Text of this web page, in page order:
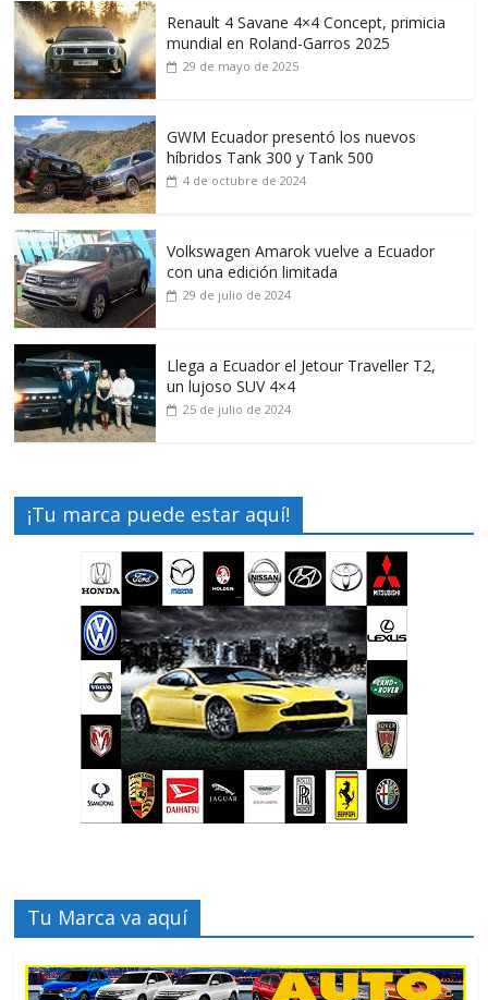
Renault 4 Savane 4×4 Concept, primicia
mundial en Roland-Garros 2025
29 de mayo de 2025
GWM Ecuador presentó los nuevos
híbridos Tank 300 y Tank 500
4 de octubre de 2024
Volkswagen Amarok vuelve a Ecuador
con una edición limitada
29 de julio de 2024
Llega a Ecuador el Jetour Traveller T2,
un lujoso SUV 4×4
25 de julio de 2024
¡Tu marca puede estar aquí!
Tu Marca va aquí